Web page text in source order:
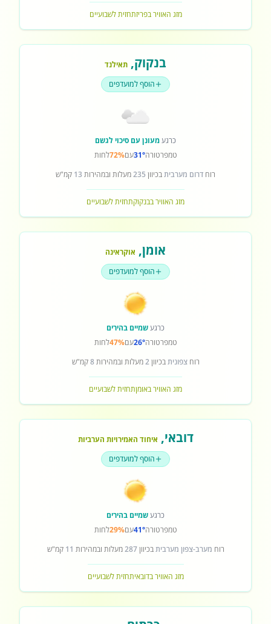
מזג האוויר בפריזתחזית לשבועיים
בנקוק, תאילנד
הוסף למועדפים
כרגעמעונן עם סיכוי לגשם
טמפרטורה31°עם72%לחות
רוח דרום מערביתבכיוון 235מעלות ובמהירות 13 קמ"ש
מזג האוויר בבנקוקתחזית לשבועיים
אומן, אוקראינה
הוסף למועדפים
כרגעשמיים בהירים
טמפרטורה26°עם47%לחות
רוחצפוניתבכיוון2מעלות ובמהירות8קמ"ש
מזג האוויר באומןתחזית לשבועיים
דובאי, איחוד האמירויות הערביות
הוסף למועדפים
כרגעשמיים בהירים
טמפרטורה41°עם29%לחות
רוח מערב-צפון מערביתבכיוון287מעלות ובמהירות 11 קמ"ש
מזג האוויר בדובאיתחזית לשבועיים